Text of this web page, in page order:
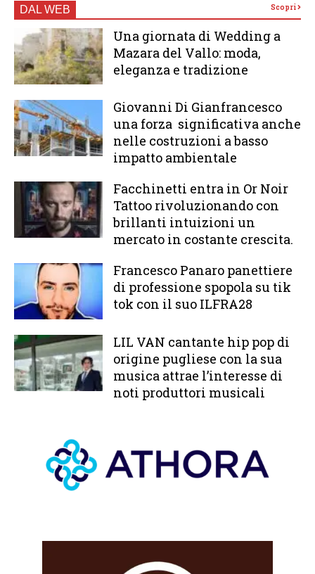
DAL WEB Scopri
Una giornata di Wedding a
Mazara del Vallo: moda,
eleganza e tradizione
Giovanni Di Gianfrancesco
una forza significativa anche
nelle costruzioni a basso
impatto ambientale
Facchinetti entra in Or Noir
Tattoo rivoluzionando con
brillanti intuizioni un
mercato in costante crescita.
Francesco Panaro panettiere
di professione spopola su tik
tok con il suo ILFRA28
LIL VAN cantante hip pop di
origine pugliese con la sua
musica attrae l’interesse di
noti produttori musicali